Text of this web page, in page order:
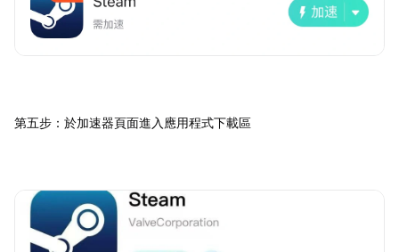
第五步：於加速器頁面進入應用程式下載區